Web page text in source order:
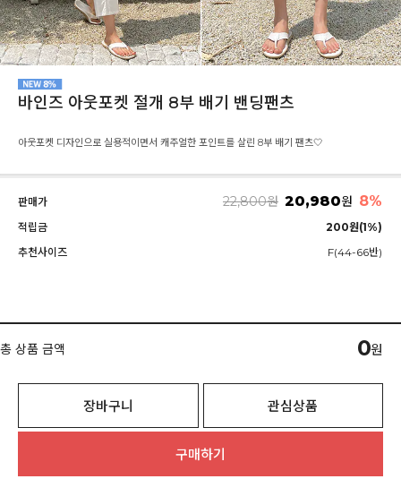
바인즈 아웃포켓 절개 8부 배기 밴딩팬츠
아웃포켓 디자인으로 실용적이면서 캐주얼한 포인트를 살린 8부 배기 팬츠🤍
판매가 22,800원 20,980원 8%
적립금
200원(1%)
추천사이즈
F(44-66반)
총 상품 금액 0원
장바구니 관심상품
구매하기